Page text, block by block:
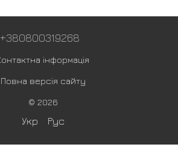
+380800319268
інформація
Повна версія сайту
© 2026
Укр Рус